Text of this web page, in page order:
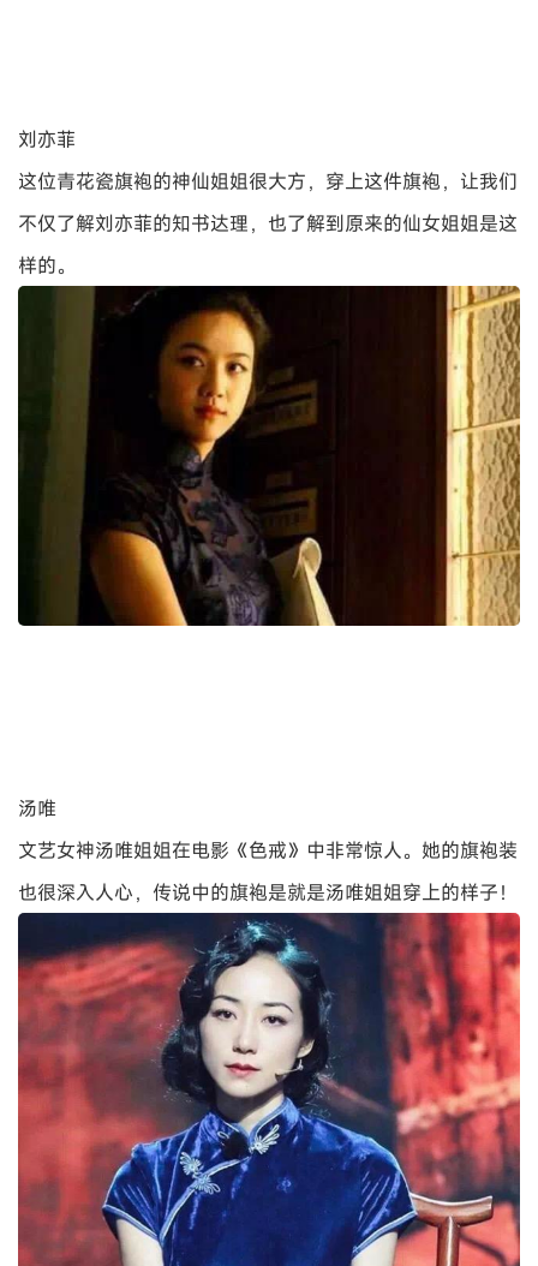
刘亦菲
这位青花瓷旗袍的神仙姐姐很大方，穿上这件旗袍，让我们
不仅了解刘亦菲的知书达理，也了解到原来的仙女姐姐是这
样的。
汤唯
文艺女神汤唯姐姐在电影《色戒》中非常惊人。她的旗袍装
也很深入人心，传说中的旗袍是就是汤唯姐姐穿上的样子！